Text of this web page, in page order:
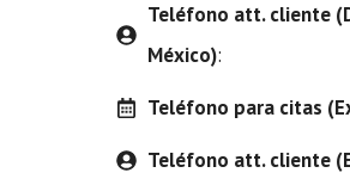
Teléfono att. cliente
México):
Teléfono para citas
Teléfono att. cliente